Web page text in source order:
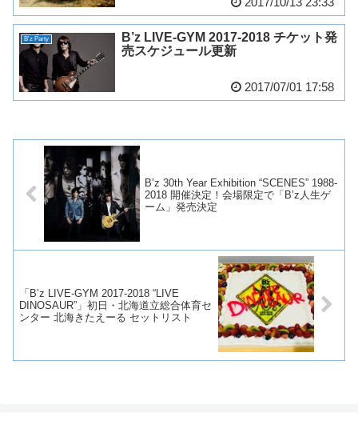
B'z Party
B’z LIVE-GYM 2017-2018 チケット発
売スケジュール更新
2017/07/01 17:58
B’z 30th Year Exhibition “SCENES” 1988-
2018 開催決定！会場限定で「B’z人生ゲ
ーム」発売決定
「B’z LIVE-GYM 2017-2018 “LIVE
DINOSAUR”」初日・北海道立総合体育セ
ンター 北海きたえーる セットリスト